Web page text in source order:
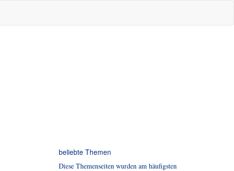
beliebte Themen
Diese Themenseiten wurden am häufigsten